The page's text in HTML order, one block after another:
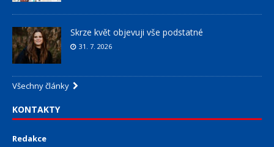
Skrze květ objevuji vše podstatné
31. 7. 2026
Všechny články
KONTAKTY
Redakce